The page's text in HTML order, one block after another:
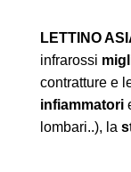
LETTINO
infrarossi
contratture e
infiammatori
lombari..), la